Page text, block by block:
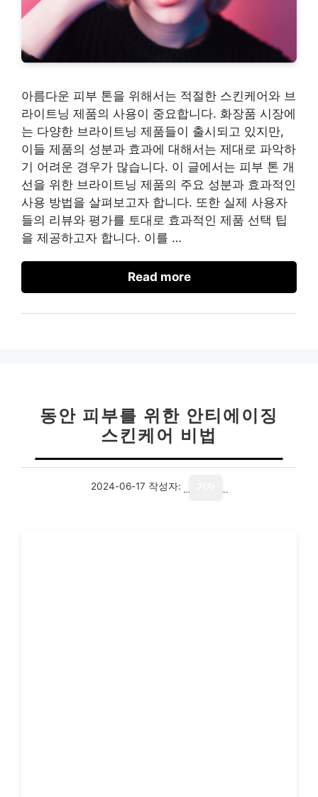
아름다운 피부 톤을 위해서는 적절한 스킨케어와 브
라이트닝 제품의 사용이 중요합니다. 화장품 시장에
는 다양한 브라이트닝 제품들이 출시되고 있지만,
이들 제품의 성분과 효과에 대해서는 제대로 파악하
기 어려운 경우가 많습니다. 이 글에서는 피부 톤 개
선을 위한 브라이트닝 제품의 주요 성분과 효과적인
사용 방법을 살펴보고자 합니다. 또한 실제 사용자
들의 리뷰와 평가를 토대로 효과적인 제품 선택 팁
을 제공하고자 합니다. 이를 …
Read more
동안 피부를 위한 안티에이징
스킨케어 비법
2024-06-17 작성자: